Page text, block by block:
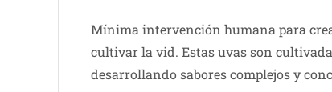
Mínima intervención humana para
cultivar la vid. Estas uvas son
desarrollando sabores complejos y